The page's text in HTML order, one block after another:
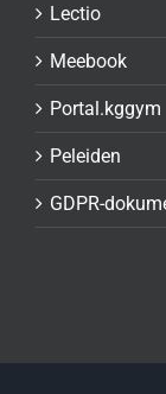
Lectio
Meebook
Portal.kggym
Peleiden
GDPR-